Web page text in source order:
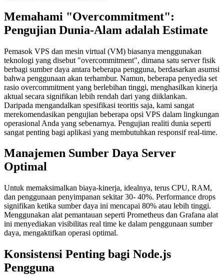
Memahami "Overcommitment":
Pengujian Dunia-Alam adalah Estimate
Pemasok VPS dan mesin virtual (VM) biasanya menggunakan
teknologi yang disebut "overcommitment", dimana satu server fisik
berbagi sumber daya antara beberapa pengguna, berdasarkan asumsi
bahwa penggunaan akan terhambur. Namun, beberapa penyedia set
rasio overcommitment yang berlebihan tinggi, menghasilkan kinerja
aktual secara signifikan lebih rendah dari yang diiklankan.
Daripada mengandalkan spesifikasi teoritis saja, kami sangat
merekomendasikan pengujian beberapa opsi VPS dalam lingkungan
operasional Anda yang sebenarnya. Pengujian realiti dunia seperti
sangat penting bagi aplikasi yang membutuhkan responsif real-time.
Manajemen Sumber Daya Server
Optimal
Untuk memaksimalkan biaya-kinerja, idealnya, terus CPU, RAM,
dan penggunaan penyimpanan sekitar 30- 40%. Performance drops
signifikan ketika sumber daya ini mencapai 80% atau lebih tinggi.
Menggunakan alat pemantauan seperti Prometheus dan Grafana alat
ini menyediakan visibilitas real time ke dalam penggunaan sumber
daya, mengaktifkan operasi optimal.
Konsistensi Penting bagi Node.js
Pengguna